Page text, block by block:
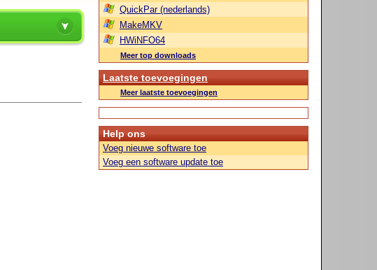
QuickPar (nederlands)
MakeMKV
HWiNFO64
Meer top downloads
Laatste toevoegingen
Meer laatste toevoegingen
Help ons
Voeg nieuwe software toe
Voeg een software update toe